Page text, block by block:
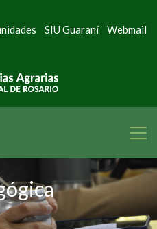
SIU Guaraní Webmail